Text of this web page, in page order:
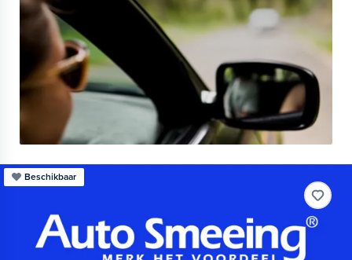
Beschikbaar